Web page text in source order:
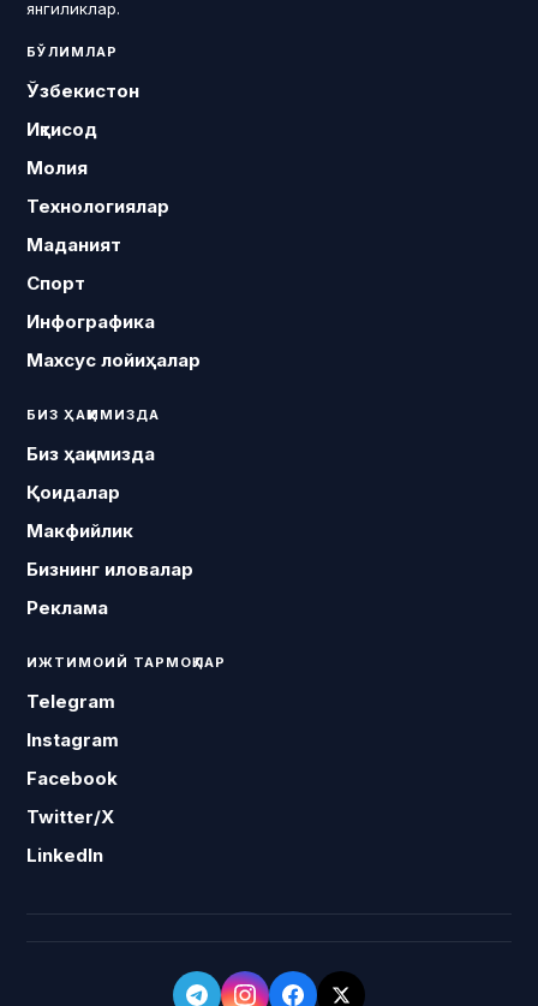
янгиликлар.
БЎЛИМЛАР
Ўзбекистон
Иқтисод
Молия
Технологиялар
Маданият
Спорт
Инфографика
Махсус лойиҳалар
БИЗ ҲАҚИМИЗДА
Биз ҳақимизда
Қоидалар
Макфийлик
Бизнинг иловалар
Реклама
ИЖТИМОИЙ ТАРМОҚЛАР
Telegram
Instagram
Facebook
Twitter/X
LinkedIn